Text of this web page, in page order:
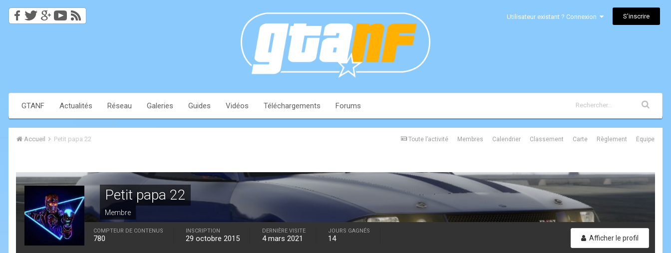
Utilisateur existant ? Connexion S’inscrire
GTANF Actualités Réseau Galeries Guides Vidéos Téléchargements Forums
Toute l’activité Membres Calendrier Classement Carte Règlement Équipe
Accueil Petit papa 22
Petit papa 22
Membre
Afficher le profil
COMPTEUR DE CONTENUS
780
INSCRIPTION
29 octobre 2015
DERNIÈRE VISITE
4 mars 2021
JOURS GAGNÉS
14